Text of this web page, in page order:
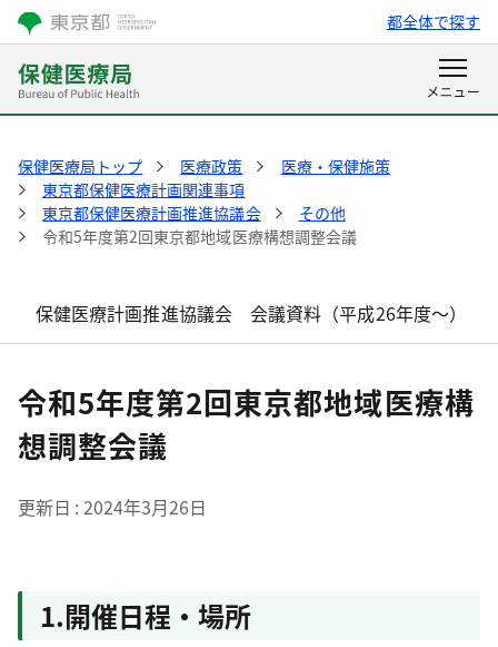
都全体で探す
保健医療局トップ 医療政策
医療・保健施策
東京都保健医療計画関連事項
東京都保健医療計画推進協議会
その他
令和5年度第2回東京都地域医療構想調整会議
保健医療計画推進協議会 会議資料（平成26年度～）
令和5年度第2回東京都地域医療構
想調整会議
更新日 2024年3月26日
1.開催日程・場所